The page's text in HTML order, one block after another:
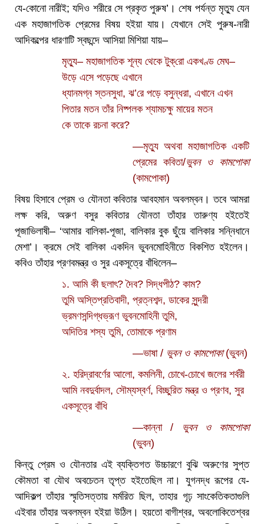
যে-কোনো নারীই; যদিও শরীরে সে প্রকৃত পুরুষ’। শেষ পর্যন্ত মৃত্যু যেন
এক মহাজাগতিক প্রেমের বিষয় হইয়া যায়। যেখানে সেই পুরুষ-নারী
আদিকল্পের ধারণাটি স্বছন্দে আসিয়া মিশিয়া যায়–
মৃত্যু– মহাজাগতিক শূন্য থেকে টুক্‌রো একখণ্ড মেঘ–
উড়ে এসে পড়েছে এখানে
ধ্যানমগ্ন স্তনসুধা, ঝ’রে পড়ে বসুন্ধরা, এখানে এখন
পিতার মতন তাঁর নিষ্পলক শ্যামচক্ষু মায়ের মতন
কে তাকে রচনা করে?
—মৃত্যু অথবা মহাজাগতিক একটি
প্রেমের কবিতা/ভুবন ও কামপোকা
(কামপোকা)
বিষয় হিসাবে প্রেম ও যৌনতা কবিতার আবহমান অবলম্বন। তবে আমরা
লক্ষ করি, অরুণ বসুর কবিতার যৌনতা তাঁহার তারুণ্য হইতেই
পূজাভিলাষী– ‘আমার বালিকা-পূজা, বালিকার বুক ছুঁয়ে বালিকার সন্নিধানে
মেশা’। ক্রমে সেই বালিকা একদিন ভুবনমোহিনীতে বিকশিত হইলেন।
কবিও তাঁহার প্রণবমন্ত্র ও সুর একসূত্রে বাঁধিলেন–
১. আমি কী ছলাৎ? দৈব? সিদ্ধপীঠ? কাম?
তুমি অস্তিপ্রতিবাদী, প্রত্নশব্দ, ডাকের সুন্দরী
ভ্রমণসন্দিগ্ধভ্রূণ ভুবনমোহিনী তুমি,
অদিতির শস্য তুমি, তোমাকে প্রণাম
—ভাষা / ভুবন ও কামপোকা(ভুবন)
২. হরিদ্রাবর্ণের আলো, কমলিনী, চোখে-চোখে জলের শর্বরী
আমি নবদুর্বাদল, সৌম্যস্বর্ণ, বিচ্ছুরিত মন্ত্র ও প্রণব, সুর
একসূত্রে বাঁধি
—কান্না /
ভুবন ও কামপোকা
(ভুবন)
কিন্তু প্রেম ও যৌনতার এই ব্যক্তিগত উচ্চারণে বুঝি অরুণের সুপ্ত
কৌমতা বা যৌথ অবচেতন তৃপ্ত হইতেছিল না। যুগনদ্ধ রূপের যে-
আদিকল্প তাঁহার স্মৃতিসত্তায় মর্মরিত ছিল, তাহার গূঢ় সাংকেতিকতাগুলি
এইবার তাঁহার অবলম্বন হইয়া উঠিল। হয়তো বাগীশ্বর, অবলোকিতেশ্বর